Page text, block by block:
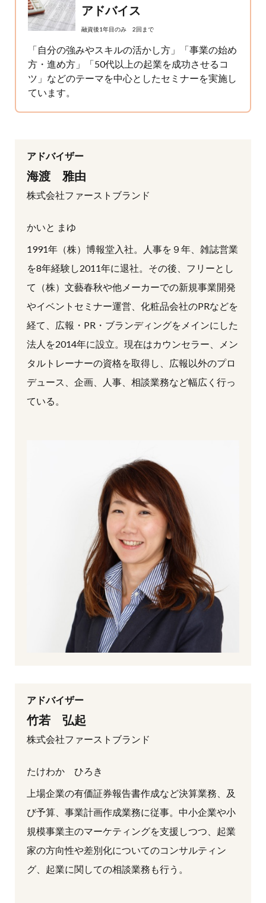
アドバイス
融資後1年目のみ 2回まで
「自分の強みやスキルの活かし方」「事業の始め
方・進め方」「50代以上の起業を成功させるコ
ツ」などのテーマを中心としたセミナーを実施し
ています。
アドバイザー
海渡 雅由
株式会社ファーストブランド
かいと まゆ
1991年（株）博報堂入社。人事を９年、雑誌営業
を8年経験し2011年に退社。その後、フリーとし
て（株）文藝春秋や他メーカーでの新規事業開発
やイベントセミナー運営、化粧品会社のPRなどを
経て、広報・PR・ブランディングをメインにした
法人を2014年に設立。現在はカウンセラー、メン
タルトレーナーの資格を取得し、広報以外のプロ
デュース、企画、人事、相談業務など幅広く行っ
ている。
アドバイザー
竹若 弘起
株式会社ファーストブランド
たけわか ひろき
上場企業の有価証券報告書作成など決算業務、及
び予算、事業計画作成業務に従事。中小企業や小
規模事業主のマーケティングを支援しつつ、起業
家の方向性や差別化についてのコンサルティン
グ、起業に関しての相談業務も行う。